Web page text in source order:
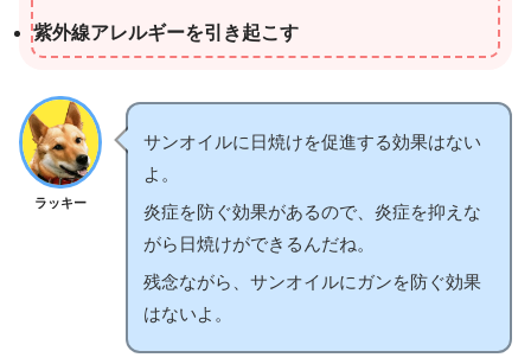
紫外線アレルギーを引き起こす
ラッキー
サンオイルに日焼けを促進する効果はない
よ。
炎症を防ぐ効果があるので、炎症を抑えな
がら日焼けができるんだね。
残念ながら、サンオイルにガンを防ぐ効果
はないよ。